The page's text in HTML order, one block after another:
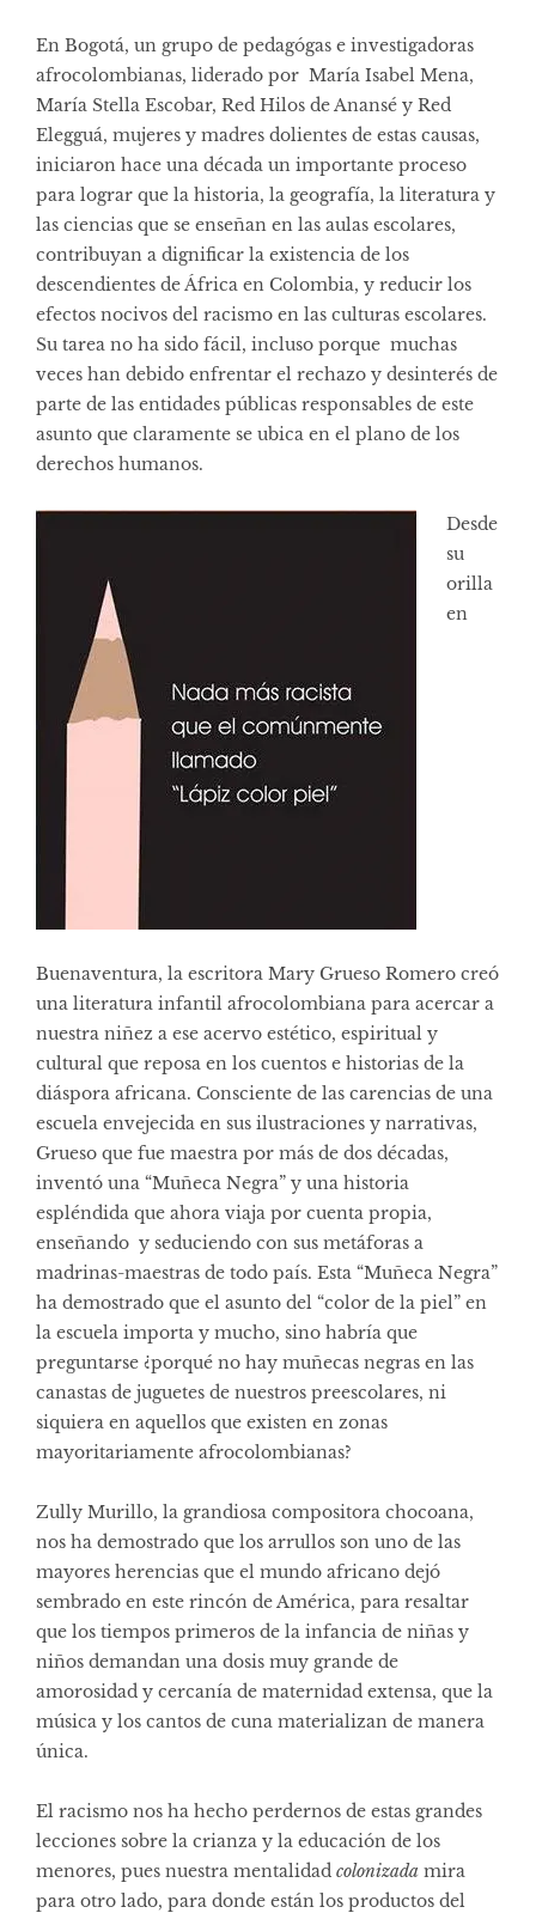
En Bogotá, un grupo de pedagógas e investigadoras
afrocolombianas, liderado por María Isabel Mena,
María Stella Escobar, Red Hilos de Anansé y Red
Elegguá, mujeres y madres dolientes de estas causas,
iniciaron hace una década un importante proceso
para lograr que la historia, la geografía, la literatura y
las ciencias que se enseñan en las aulas escolares,
contribuyan a dignificar la existencia de los
descendientes de África en Colombia, y reducir los
efectos nocivos del racismo en las culturas escolares.
Su tarea no ha sido fácil, incluso porque muchas
veces han debido enfrentar el rechazo y desinterés de
parte de las entidades públicas responsables de este
asunto que claramente se ubica en el plano de los
derechos humanos.
Desde
su
orilla
en
Buenaventura, la escritora Mary Grueso Romero creó
una literatura infantil afrocolombiana para acercar a
nuestra niñez a ese acervo estético, espiritual y
cultural que reposa en los cuentos e historias de la
diáspora africana. Consciente de las carencias de una
escuela envejecida en sus ilustraciones y narrativas,
Grueso que fue maestra por más de dos décadas,
inventó una “Muñeca Negra” y una historia
espléndida que ahora viaja por cuenta propia,
enseñando y seduciendo con sus metáforas a
madrinas-maestras de todo país. Esta “Muñeca Negra”
ha demostrado que el asunto del “color de la piel” en
la escuela importa y mucho, sino habría que
preguntarse ¿porqué no hay muñecas negras en las
canastas de juguetes de nuestros preescolares, ni
siquiera en aquellos que existen en zonas
mayoritariamente afrocolombianas?
Zully Murillo, la grandiosa compositora chocoana,
nos ha demostrado que los arrullos son uno de las
mayores herencias que el mundo africano dejó
sembrado en este rincón de América, para resaltar
que los tiempos primeros de la infancia de niñas y
niños demandan una dosis muy grande de
amorosidad y cercanía de maternidad extensa, que la
música y los cantos de cuna materializan de manera
única.
El racismo nos ha hecho perdernos de estas grandes
lecciones sobre la crianza y la educación de los
menores, pues nuestra mentalidad colonizada mira
para otro lado, para donde están los productos del